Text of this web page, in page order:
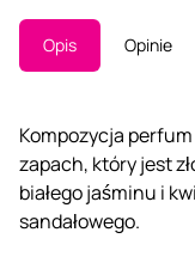
Opis Opinie
Kompozycja
zapach, który jest
białego jaśminu i
sandałowego.